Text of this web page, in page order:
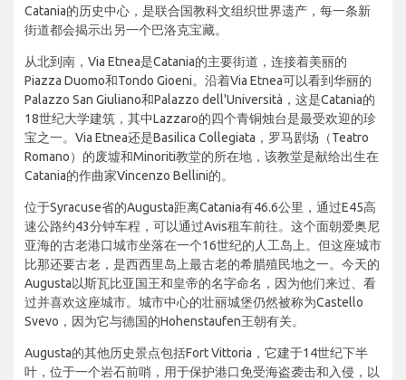
Catania的历史中心，是联合国教科文组织世界遗产，每一条新
街道都会揭示出另一个巴洛克宝藏。
从北到南，Via Etnea是Catania的主要街道，连接着美丽的
Piazza Duomo和Tondo Gioeni。沿着Via Etnea可以看到华丽的
Palazzo San Giuliano和Palazzo dell'Università，这是Catania的
18世纪大学建筑，其中Lazzaro的四个青铜烛台是最受欢迎的珍
宝之一。Via Etnea还是Basilica Collegiata，罗马剧场（Teatro
Romano）的废墟和Minoriti教堂的所在地，该教堂是献给出生在
Catania的作曲家Vincenzo Bellini的。
位于Syracuse省的Augusta距离Catania有46.6公里，通过E45高
速公路约43分钟车程，可以通过Avis租车前往。这个面朝爱奥尼
亚海的古老港口城市坐落在一个16世纪的人工岛上。但这座城市
比那还要古老，是西西里岛上最古老的希腊殖民地之一。今天的
Augusta以斯瓦比亚国王和皇帝的名字命名，因为他们来过、看
过并喜欢这座城市。城市中心的壮丽城堡仍然被称为Castello
Svevo，因为它与德国的Hohenstaufen王朝有关。
Augusta的其他历史景点包括Fort Vittoria，它建于14世纪下半
叶，位于一个岩石前哨，用于保护港口免受海盗袭击和入侵，以